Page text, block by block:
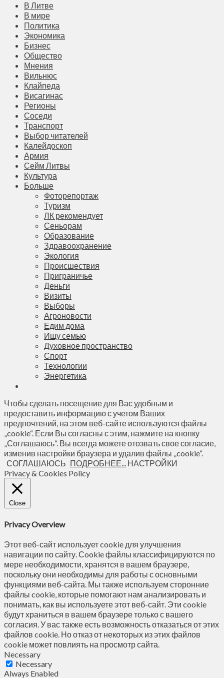
В Литве
В мире
Политика
Экономика
Бизнес
Общество
Мнения
Вильнюс
Клайпеда
Висагинас
Регионы
Соседи
Транспорт
Выбор читателей
Калейдоскоп
Армия
Сейм Литвы
Культура
Больше
Фоторепортаж
Туризм
ЛК рекомендует
Сеньорам
Образование
Здравоохранение
Экология
Происшествия
Приграничье
Деньги
Визиты
Выборы
Агроновости
Едим дома
Ищу семью
Духовное пространство
Спорт
Технологии
Энергетика
Чтобы сделать посещение для Вас удобным и
предоставить информацию с учетом Ваших
предпочтений, на этом веб-сайте используются файлы
„cookie“. Если Вы согласны с этим, нажмите на кнопку
„Соглашаюсь“. Вы всегда можете отозвать свое согласие,
изменив настройки браузера и удалив файлы „cookie“.
СОГЛАШАЮСЬ ПОДРОБНЕЕ... НАСТРОЙКИ
Privacy & Cookies Policy
Close
Privacy Overview
Этот веб-сайт использует cookie для улучшения
навигации по сайту. Сookie файлы классифицируются по
мере необходимости, хранятся в вашем браузере,
поскольку они необходимы для работы с основными
функциями веб-сайта. Мы также используем сторонние
файлы cookie, которые помогают нам анализировать и
понимать, как вы используете этот веб-сайт. Эти cookie
будут храниться в вашем браузере только с вашего
согласия. У вас также есть возможность отказаться от этих
файлов cookie. Но отказ от некоторых из этих файлов
cookie может повлиять на просмотр сайта.
Necessary
Necessary
Always Enabled